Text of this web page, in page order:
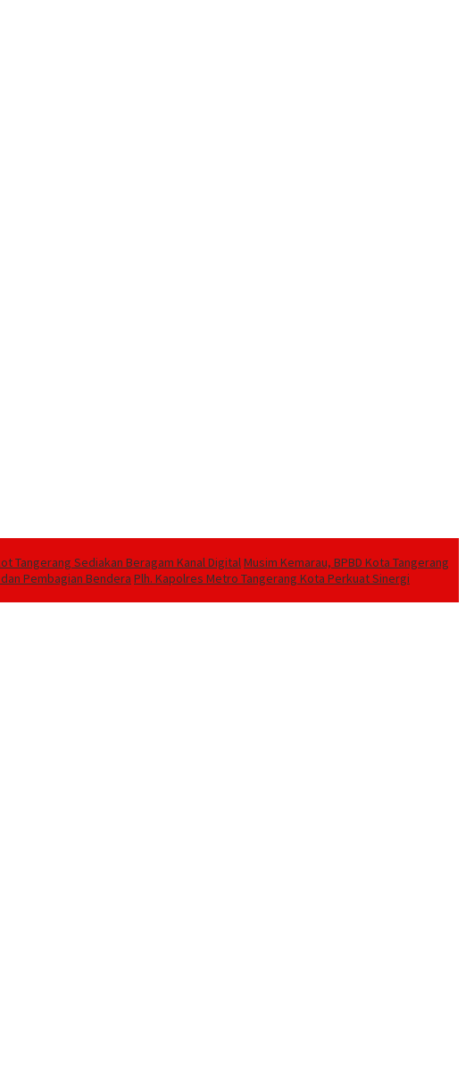
Tangerang Sediakan Beragam Kanal DigitalMusim Kemarau, BPBD Kota Tangerang
Pembagian Bendera Plh. Kapolres Metro Tangerang Kota Perkuat Sinergi